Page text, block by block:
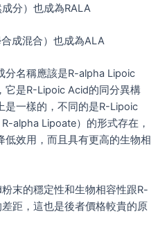
分）也成為RALA
成混合）也成為ALA
分名稱應該是R-alpha Lipoic
它是R-Lipoic Acid的同分異構
是一樣的，不同的是R-Lipoic
alpha Lipoate）的形式存在，
低效用，而且具有更高的生物相
末的穩定性和生物相容性跟R-
距，這也是後者價格較貴的原